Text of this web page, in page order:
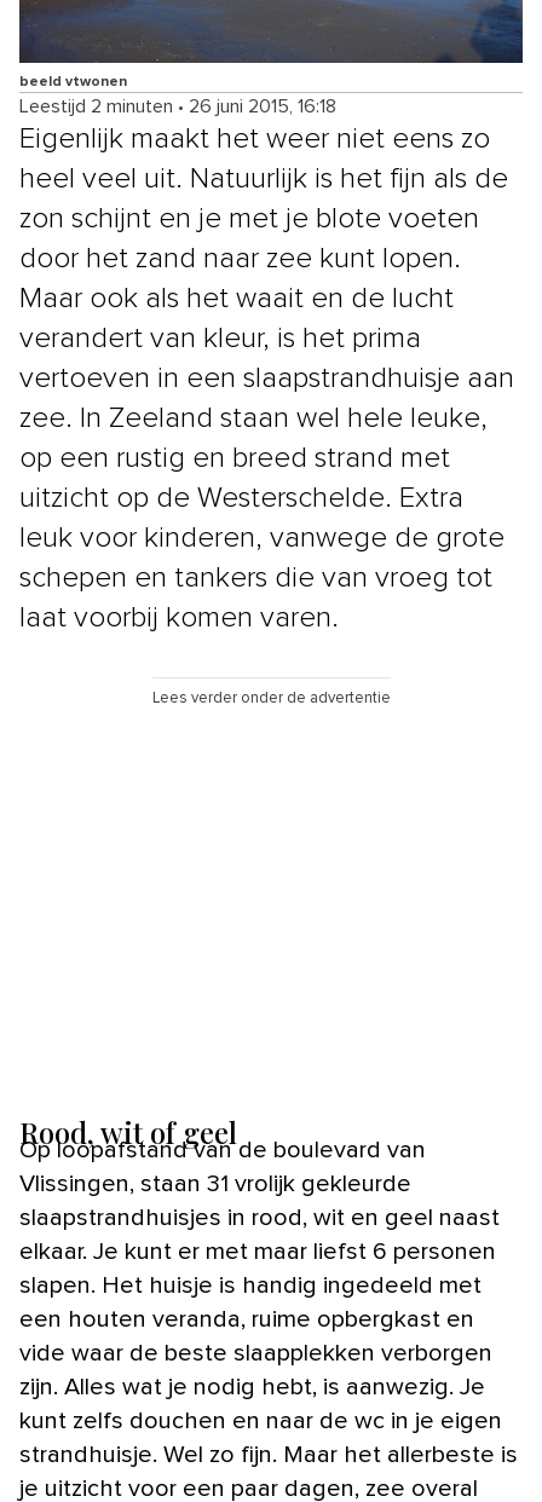
beeld vtwonen
Leestijd 2 minuten • 26 juni 2015, 16:18
Eigenlijk maakt het weer niet eens zo
heel veel uit. Natuurlijk is het fijn als de
zon schijnt en je met je blote voeten
door het zand naar zee kunt lopen.
Maar ook als het waait en de lucht
verandert van kleur, is het prima
vertoeven in een slaapstrandhuisje aan
zee. In Zeeland staan wel hele leuke,
op een rustig en breed strand met
uitzicht op de Westerschelde. Extra
leuk voor kinderen, vanwege de grote
schepen en tankers die van vroeg tot
laat voorbij komen varen.
Lees verder onder de advertentie
Rood, wit of geel
Op loopafstand van de boulevard van
Vlissingen, staan 31 vrolijk gekleurde
slaapstrandhuisjes in rood, wit en geel naast
elkaar. Je kunt er met maar liefst 6 personen
slapen. Het huisje is handig ingedeeld met
een houten veranda, ruime opbergkast en
vide waar de beste slaapplekken verborgen
zijn. Alles wat je nodig hebt, is aanwezig. Je
kunt zelfs douchen en naar de wc in je eigen
strandhuisje. Wel zo fijn. Maar het allerbeste is
je uitzicht voor een paar dagen, zee overal